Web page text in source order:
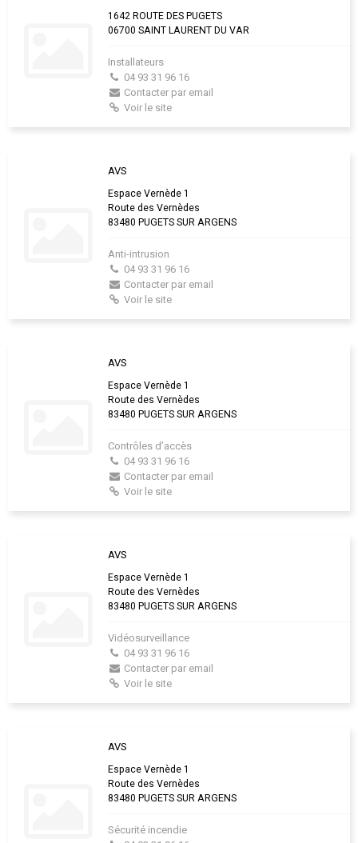
1642 ROUTE DES PUGETS
06700 SAINT LAURENT DU VAR
Installateurs
04 93 31 96 16
Contacter par email
Voir le site
AVS
Espace Vernède 1
Route des Vernèdes
83480 PUGETS SUR ARGENS
Anti-intrusion
04 93 31 96 16
Contacter par email
Voir le site
AVS
Espace Vernède 1
Route des Vernèdes
83480 PUGETS SUR ARGENS
Contrôles d’accès
04 93 31 96 16
Contacter par email
Voir le site
AVS
Espace Vernède 1
Route des Vernèdes
83480 PUGETS SUR ARGENS
Vidéosurveillance
04 93 31 96 16
Contacter par email
Voir le site
AVS
Espace Vernède 1
Route des Vernèdes
83480 PUGETS SUR ARGENS
Sécurité incendie